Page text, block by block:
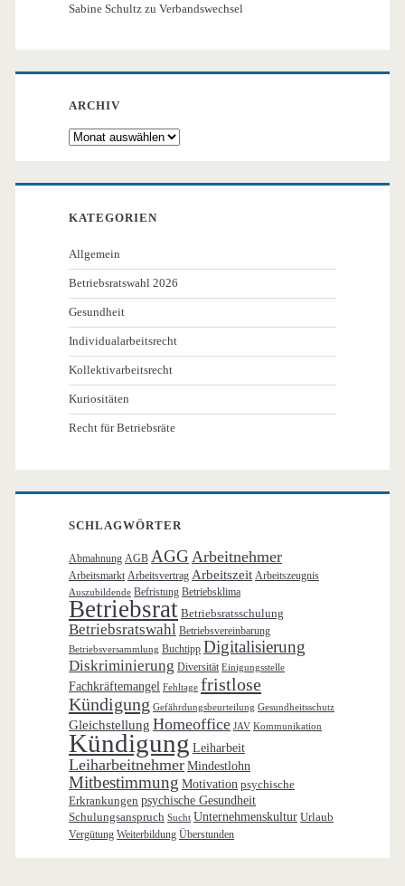
Sabine Schultz zuVerbandswechsel
ARCHIV
Archiv
KATEGORIEN
Allgemein
Betriebsratswahl 2026
Gesundheit
Individualarbeitsrecht
Kollektivarbeitsrecht
Kuriositäten
Recht für Betriebsräte
SCHLAGWÖRTER
Abmahnung AGB AGG Arbeitnehmer
Arbeitsmarkt Arbeitsvertrag Arbeitszeit Arbeitszeugnis
Auszubildende Befristung Betriebsklima
Betriebsrat Betriebsratsschulung
Betriebsratswahl Betriebsvereinbarung
Betriebsversammlung Buchtipp Digitalisierung
Diskriminierung Diversität Einigungsstelle
Fachkräftemangel Fehltage fristlose
Kündigung Gefährdungsbeurteilung Gesundheitsschutz
Gleichstellung Homeoffice JAV Kommunikation
Kündigung Leiharbeit
Leiharbeitnehmer Mindestlohn
Mitbestimmung Motivation psychische
Erkrankungen psychische Gesundheit
Schulungsanspruch Sucht Unternehmenskultur Urlaub
Vergütung Weiterbildung Überstunden